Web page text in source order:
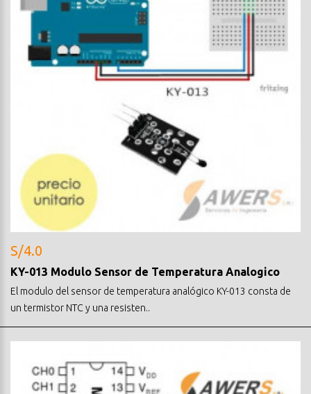
S/4.0
KY-013 Modulo Sensor de Temperatura Analogico
El modulo del sensor de temperatura analógico KY-013 consta de
un termistor NTC y una resisten..